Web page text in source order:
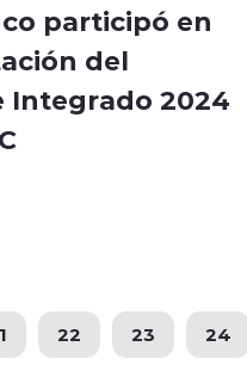
participó en
del
Integrado 2024
22 23 24